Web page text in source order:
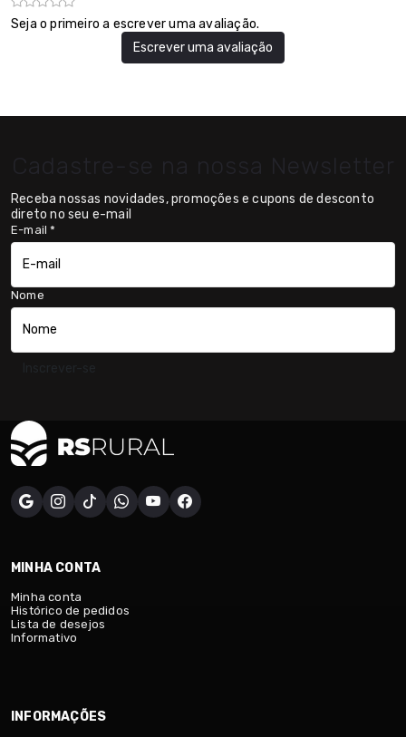
Seja o primeiro a escrever uma avaliação.
Escrever uma avaliação
Cadastre-se na nossa Newsletter
Receba nossas novidades, promoções e cupons de desconto
direto no seu e-mail
E-mail*
Nome
MINHA CONTA
Minha conta
Histórico de pedidos
Lista de desejos
Informativo
INFORMAÇÕES